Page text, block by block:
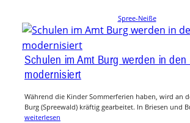
Spree-Neiße
Schulen im Amt Burg werden in den
modernisiert
Während die Kinder Sommerferien haben, wird an
Burg (Spreewald) kräftig gearbeitet. In Briesen und
weiterlesen